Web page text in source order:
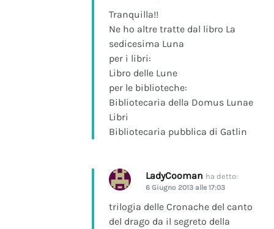
Tranquilla!!
Ne ho altre tratte dal libro La
sedicesima Luna
per i libri:
Libro delle Lune
per le biblioteche:
Bibliotecaria della Domus Lunae
Libri
Bibliotecaria pubblica di Gatlin
LadyCooman ha detto:
6 Giugno 2013 alle 17:03
trilogia delle Cronache del canto
del drago da il segreto della